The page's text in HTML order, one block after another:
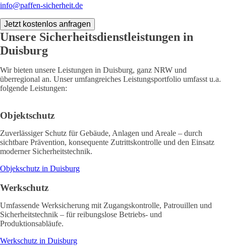
info@paffen-sicherheit.de
Jetzt kostenlos anfragen
Unsere Sicherheitsdienstleistungen in
Duisburg
Wir bieten unsere Leistungen in Duisburg, ganz NRW und
überregional an. Unser umfangreiches Leistungsportfolio umfasst u.a.
folgende Leistungen:
Objektschutz
Zuverlässiger Schutz für Gebäude, Anlagen und Areale – durch
sichtbare Prävention, konsequente Zutrittskontrolle und den Einsatz
moderner Sicherheitstechnik.
Objekschutz in Duisburg
Werkschutz
Umfassende Werksicherung mit Zugangskontrolle, Patrouillen und
Sicherheitstechnik – für reibungslose Betriebs- und
Produktionsabläufe.
Werkschutz in Duisburg